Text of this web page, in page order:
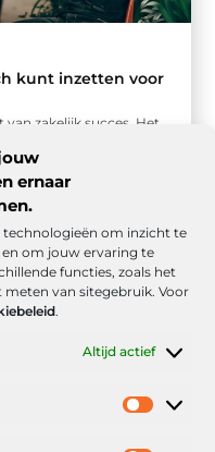
ernaar
technologieën om inzicht te
om jouw ervaring te
functies, zoals het
meten van sitegebruik. Voor
.
Altijd actief
kunt inzetten voor
zakelijk succes. Het